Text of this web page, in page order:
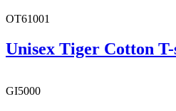
OT61001
Unisex Tiger Cotton
GI5000